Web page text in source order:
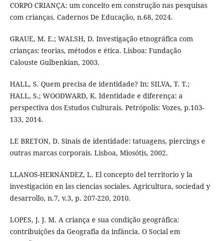
CORPO CRIANÇA: um conceito em construção nas pesquisas
com crianças. Cadernos De Educação, n.68, 2024.
GRAUE, M. E.; WALSH, D. Investigação etnográfica com
crianças: teorias, métodos e ética. Lisboa: Fundação
Calouste Gulbenkian, 2003.
HALL, S. Quem precisa de identidade? In: SILVA, T. T.;
HALL, S.; WOODWARD, K. Identidade e diferença: a
perspectiva dos Estudos Culturais. Petrópolis: Vozes, p.103-
133, 2014.
LE BRETON, D. Sinais de identidade: tatuagens, piercings e
outras marcas corporais. Lisboa, Miosótis, 2002.
LLANOS-HERNÁNDEZ, L. El concepto del territorio y la
investigación en las ciencias sociales. Agricultura, sociedad y
desarrollo, n.7, v.3, p. 207-220, 2010.
LOPES, J. J. M. A criança e sua condição geográfica:
contribuições da Geografia da infância. O Social em